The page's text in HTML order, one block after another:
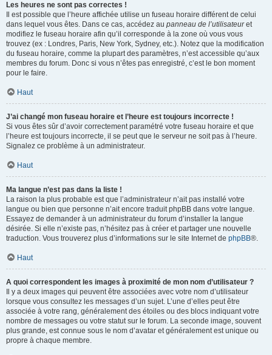
Les heures ne sont pas correctes !
Il est possible que l’heure affichée utilise un fuseau horaire différent de celui
dans lequel vous êtes. Dans ce cas, accédez au panneau de l’utilisateuret
modifiez le fuseau horaire afin qu’il corresponde à la zone où vous vous
trouvez (ex : Londres, Paris, New York, Sydney, etc.). Notez que la modification
du fuseau horaire, comme la plupart des paramètres, n’est accessible qu’aux
membres du forum. Donc si vous n’êtes pas enregistré, c’est le bon moment
pour le faire.
Haut
J’ai changé mon fuseau horaire et l’heure est toujours incorrecte !
Si vous êtes sûr d’avoir correctement paramétré votre fuseau horaire et que
l’heure est toujours incorrecte, il se peut que le serveur ne soit pas à l’heure.
Signalez ce problème à un administrateur.
Haut
Ma langue n’est pas dans la liste !
La raison la plus probable est que l’administrateur n’ait pas installé votre
langue ou bien que personne n’ait encore traduit phpBB dans votre langue.
Essayez de demander à un administrateur du forum d’installer la langue
désirée. Si elle n’existe pas, n’hésitez pas à créer et partager une nouvelle
traduction. Vous trouverez plus d’informations sur le site Internet de phpBB®.
Haut
A quoi correspondent les images à proximité de mon nom d’utilisateur ?
Il y a deux images qui peuvent être associées avec votre nom d’utilisateur
lorsque vous consultez les messages d’un sujet. L’une d’elles peut être
associée à votre rang, généralement des étoiles ou des blocs indiquant votre
nombre de messages ou votre statut sur le forum. La seconde image, souvent
plus grande, est connue sous le nom d’avatar et généralement est unique ou
propre à chaque membre.